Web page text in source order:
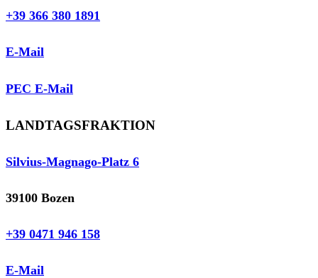
+39 366 380 1891
E-Mail
PEC E-Mail
LANDTAGSFRAKTION
Silvius-Magnago-Platz 6
39100 Bozen
+39 0471 946 158
E-Mail